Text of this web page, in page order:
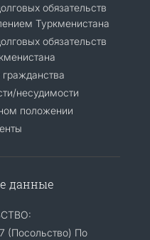
обязательств
Туркменистана
обязательств
несудимости
положении
данные
(Посольство) По